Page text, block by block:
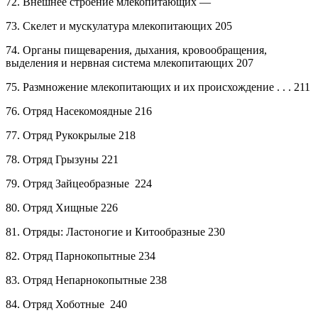
73. Скелет и мускулатура млекопитающих 205
74. Органы пищеварения, дыхания, кровообращения,
выделения и нервная система млекопитающих 207
75. Размножение млекопитающих и их происхождение . . . 211
76. Отряд Насекомоядные 216
77. Отряд Рукокрылые 218
78. Отряд Грызуны 221
79. Отряд Зайцеобразные 224
80. Отряд Хищные 226
81. Отряды: Ластоногие и Китообразные 230
82. Отряд Парнокопытные 234
83. Отряд Непарнокопытные 238
84. Отряд Хоботные 240